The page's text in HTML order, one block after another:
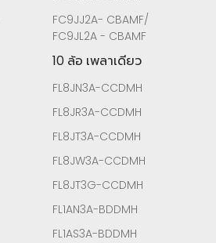
FC9JJ2A- CBAMF/
FC9JL2A - CBAMF
10 ล้อ เพลาเดียว
FL8JN3A-CCDMH
FL8JR3A-CCDMH
FL8JT3A-CCDMH
FL8JW3A-CCDMH
FL8JT3G-CCDMH
FL1AN3A-BDDMH
FL1AS3A-BDDMH